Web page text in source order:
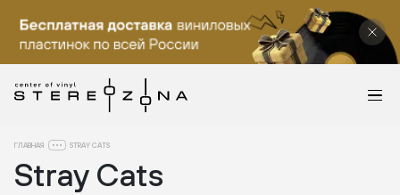
ГЛАВНАЯ STRAY CATS
Stray Cats